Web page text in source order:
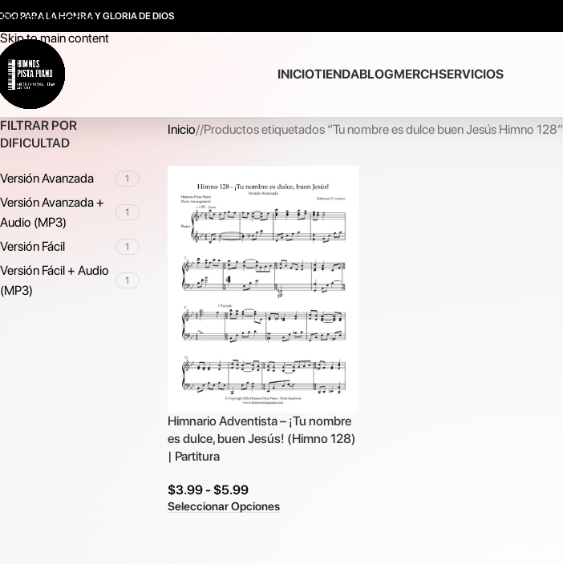
Skip to navigation
Skip to main content
PARA LA HONRA Y GLORIA DE DIOS
INICIOTIENDABLOGMERCHSERVICIOS
FILTRAR POR
DIFICULTAD
Versión Avanzada 1
Versión Avanzada +
Audio (MP3)
1
Versión Fácil 1
Versión Fácil + Audio
(MP3)
1
Inicio/ Productos etiquetados “Tu nombre es dulce buen Jesús Himno 128”
Himnario Adventista – ¡Tu nombre
es dulce, buen Jesús! (Himno 128)
| Partitura
$3.99 - $5.99
Seleccionar Opciones